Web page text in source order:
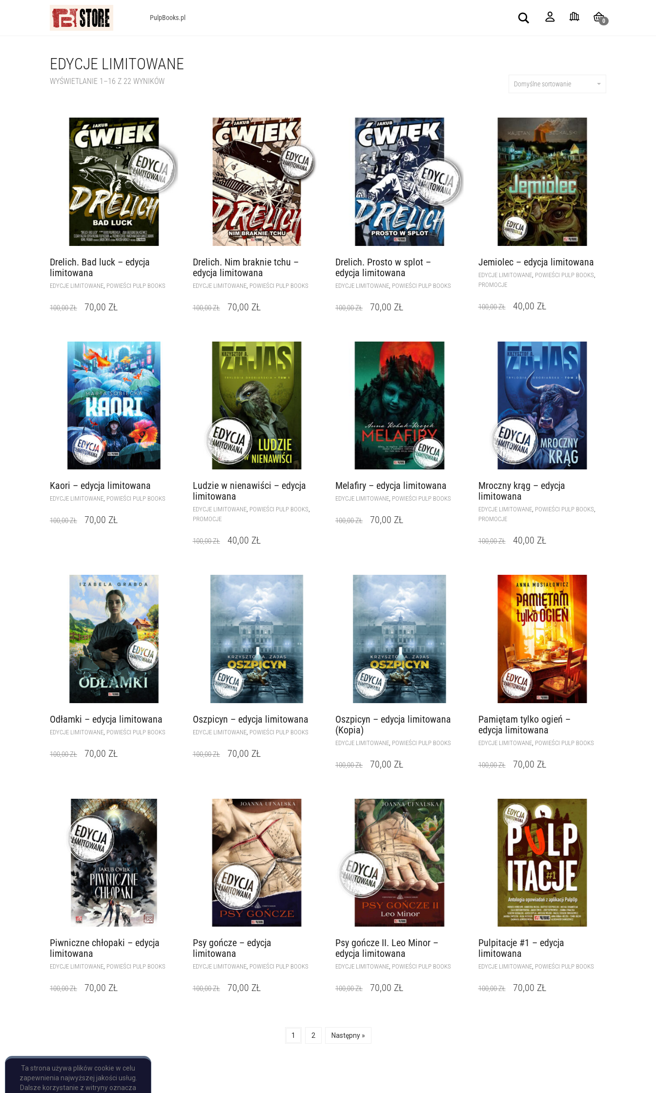
PulpBooks.pl Search
0
EDYCJE LIMITOWANE
WYŚWIETLANIE 1–16 Z 22 WYNIKÓW Domyślne sortowanie
Drelich. Bad luck – edycja
limitowana
EDYCJE LIMITOWANE POWIEŚCI PULP BOOKS
100,00ZŁ 70,00 ZŁ
Drelich. Nim braknie tchu –
edycja limitowana
EDYCJE LIMITOWANE, POWIEŚCI PULP BOOKS
100,00ZŁ 70,00 ZŁ
Drelich. Prosto w splot –
edycja limitowana
EDYCJE LIMITOWANE POWIEŚCI PULP BOOKS
100,00ZŁ 70,00 ZŁ
Jemiolec – edycja limitowana
EDYCJE LIMITOWANE, POWIEŚCI PULP BOOKS
PROMOCJE
100,00ZŁ 40,00 ZŁ
Kaori – edycja limitowana
EDYCJE LIMITOWANE POWIEŚCI PULP BOOKS
100,00ZŁ 70,00 ZŁ
Ludzie w nienawiści – edycja
limitowana
EDYCJE LIMITOWANE, POWIEŚCI PULP BOOKS
PROMOCJE
100,00ZŁ 40,00 ZŁ
Melafiry – edycja limitowana
EDYCJE LIMITOWANE POWIEŚCI PULP BOOKS
100,00ZŁ 70,00 ZŁ
Mroczny krąg – edycja
limitowana
EDYCJE LIMITOWANE, POWIEŚCI PULP BOOKS
PROMOCJE
100,00ZŁ 40,00 ZŁ
Odłamki – edycja limitowana
EDYCJE LIMITOWANE POWIEŚCI PULP BOOKS
100,00ZŁ 70,00 ZŁ
Oszpicyn – edycja limitowana
EDYCJE LIMITOWANE, POWIEŚCI PULP BOOKS
100,00ZŁ 70,00 ZŁ
Oszpicyn – edycja limitowana
(Kopia)
EDYCJE LIMITOWANE POWIEŚCI PULP BOOKS
100,00ZŁ 70,00 ZŁ
Pamiętam tylko ogień –
edycja limitowana
EDYCJE LIMITOWANE, POWIEŚCI PULP BOOKS
100,00ZŁ 70,00 ZŁ
Piwniczne chłopaki – edycja
limitowana
EDYCJE LIMITOWANE POWIEŚCI PULP BOOKS
100,00ZŁ 70,00 ZŁ
Psy gończe – edycja
limitowana
EDYCJE LIMITOWANE, POWIEŚCI PULP BOOKS
100,00ZŁ 70,00 ZŁ
Psy gończe II. Leo Minor –
edycja limitowana
EDYCJE LIMITOWANE POWIEŚCI PULP BOOKS
100,00ZŁ 70,00 ZŁ
Pulpitacje #1 – edycja
limitowana
EDYCJE LIMITOWANE, POWIEŚCI PULP BOOKS
100,00ZŁ 70,00 ZŁ
1 2 Następny »
Ta strona używa plików cookie w celu
zapewnienia najwyższej jakości usług.
Dalsze korzystanie z witryny oznacza